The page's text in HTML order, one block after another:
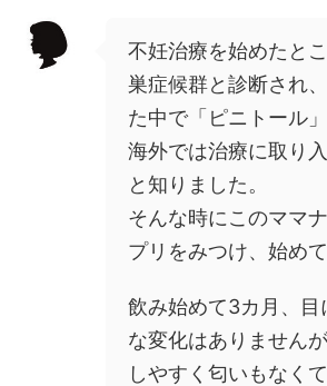
不妊治療を始めたと
巣症候群と診断され
た中で「ピニトール
海外では治療に取り
と知りました。
そんな時にこのママ
プリをみつけ、始め
飲み始めて3カ月、目
な変化はありません
しやすく匂いもなく